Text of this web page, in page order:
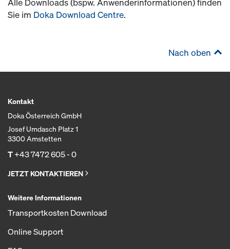
Alle Downloads (bspw. Anwenderinformationen) finden
Sie im Doka Download Centre.
Nach oben
Kontakt
Doka Österreich GmbH
Josef Umdasch Platz 1
3300 Amstetten
T+43 7472 605 - 0
JETZT KONTAKTIEREN
Weitere Informationen
Transportkosten Download
Online Support